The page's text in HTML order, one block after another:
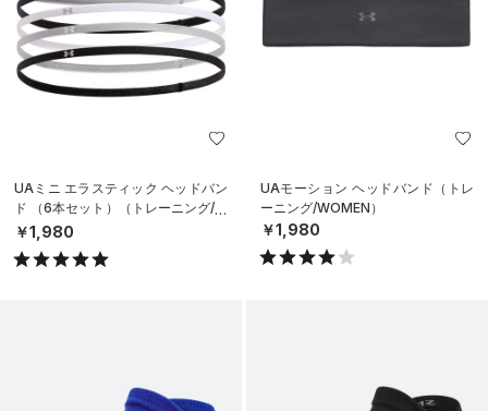
UAミニ エラスティック ヘッドバン
ド （6本セット）（トレーニング/W
OMEN）
￥1,980
UAモーション ヘッドバンド（トレ
ーニング/WOMEN）
￥1,980